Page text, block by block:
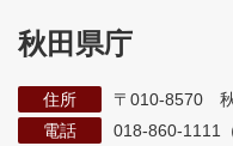
秋田県庁
住所
〒010-8570
電話
018-860-1111